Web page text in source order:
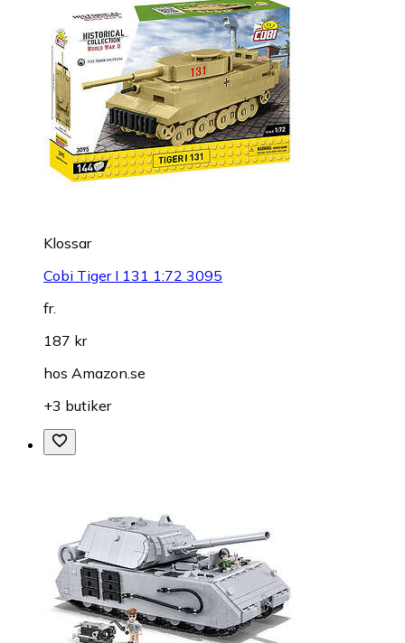
Klossar
Cobi Tiger I 131 1:72 3095
fr.
187 kr
hos Amazon.se
+3 butiker